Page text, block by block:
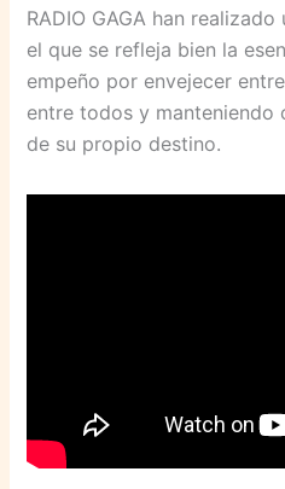
RADIO GAGA han
el que se refleja bien la
empeño por envejecer
entre todos y manteniendo
de su propio destino.